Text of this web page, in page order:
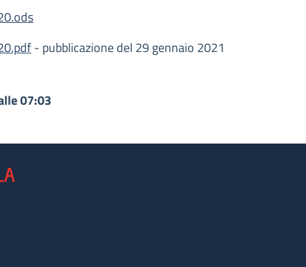
- pubblicazione del 29 gennaio 2021
07:03